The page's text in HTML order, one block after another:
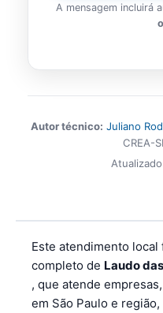
A mensagem incluirá
Autor técnico: Juliano
CREA-
Este atendimento
completo de Laudo
, que atende
em São Paulo e